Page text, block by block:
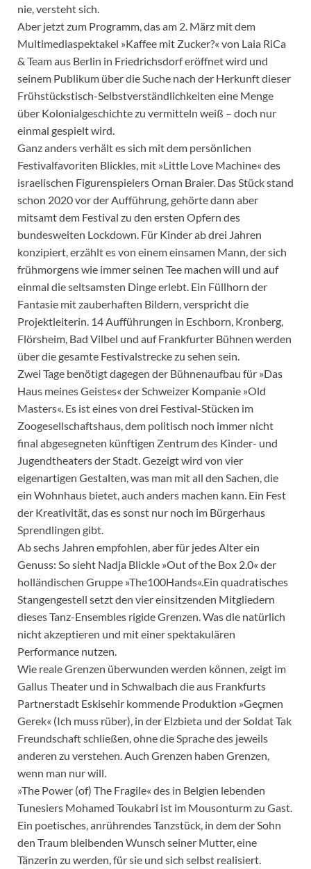
nie, versteht sich.
Aber jetzt zum Programm, das am 2. März mit dem
Multimediaspektakel »Kaffee mit Zucker?« von Laia RiCa
& Team aus Berlin in Friedrichsdorf eröffnet wird und
seinem Publikum über die Suche nach der Herkunft dieser
Frühstückstisch-Selbstverständlichkeiten eine Menge
über Kolonialgeschichte zu vermitteln weiß – doch nur
einmal gespielt wird.
Ganz anders verhält es sich mit dem persönlichen
Festivalfavoriten Blickles, mit »Little Love Machine« des
israelischen Figurenspielers Ornan Braier. Das Stück stand
schon 2020 vor der Aufführung, gehörte dann aber
mitsamt dem Festival zu den ersten Opfern des
bundesweiten Lockdown. Für Kinder ab drei Jahren
konzipiert, erzählt es von einem einsamen Mann, der sich
frühmorgens wie immer seinen Tee machen will und auf
einmal die seltsamsten Dinge erlebt. Ein Füllhorn der
Fantasie mit zauberhaften Bildern, verspricht die
Projektleiterin. 14 Aufführungen in Eschborn, Kronberg,
Flörsheim, Bad Vilbel und auf Frankfurter Bühnen werden
über die gesamte Festivalstrecke zu sehen sein.
Zwei Tage benötigt dagegen der Bühnenaufbau für »Das
Haus meines Geistes« der Schweizer Kompanie »Old
Masters«. Es ist eines von drei Festival-Stücken im
Zoogesellschaftshaus, dem politisch noch immer nicht
final abgesegneten künftigen Zentrum des Kinder- und
Jugendtheaters der Stadt. Gezeigt wird von vier
eigenartigen Gestalten, was man mit all den Sachen, die
ein Wohnhaus bietet, auch anders machen kann. Ein Fest
der Kreativität, das es sonst nur noch im Bürgerhaus
Sprendlingen gibt.
Ab sechs Jahren empfohlen, aber für jedes Alter ein
Genuss: So sieht Nadja Blickle »Out of the Box 2.0« der
holländischen Gruppe »The100Hands«.Ein quadratisches
Stangengestell setzt den vier einsitzenden Mitgliedern
dieses Tanz-Ensembles rigide Grenzen. Was die natürlich
nicht akzeptieren und mit einer spektakulären
Performance nutzen.
Wie reale Grenzen überwunden werden können, zeigt im
Gallus Theater und in Schwalbach die aus Frankfurts
Partnerstadt Eskisehir kommende Produktion »Geçmen
Gerek« (Ich muss rüber), in der Elzbieta und der Soldat Tak
Freundschaft schließen, ohne die Sprache des jeweils
anderen zu verstehen. Auch Grenzen haben Grenzen,
wenn man nur will.
»The Power (of) The Fragile« des in Belgien lebenden
Tunesiers Mohamed Toukabri ist im Mousonturm zu Gast.
Ein poetisches, anrührendes Tanzstück, in dem der Sohn
den Traum bleibenden Wunsch seiner Mutter, eine
Tänzerin zu werden, für sie und sich selbst realisiert.